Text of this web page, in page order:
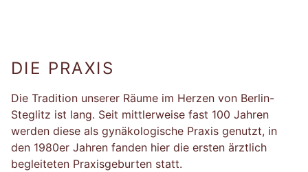
DIE PRAXIS
Die Tradition unserer Räume im Herzen von Berlin-
Steglitz ist lang. Seit mittlerweise fast 100 Jahren
werden diese als gynäkologische Praxis genutzt, in
den 1980er Jahren fanden hier die ersten ärztlich
begleiteten Praxisgeburten statt.